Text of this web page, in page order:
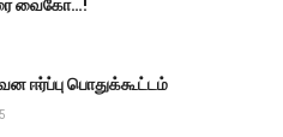
வைகோ…!
ஈர்ப்பு பொதுக்கூட்டம்